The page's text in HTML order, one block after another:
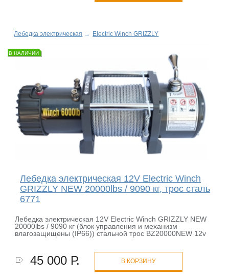
Лебедка электрическая → Electric Winch GRIZZLY
В НАЛИЧИИ
Лебедка электрическая 12V Electric Winch
GRIZZLY NEW 20000lbs / 9090 кг, трос сталь
6771
Лебедка электрическая 12V Electric Winch GRIZZLY NEW
20000lbs / 9090 кг (блок управления и механизм
влагозащищены (IP66)) стальной трос BZ20000NEW 12v
45 000 Р. В КОРЗИНУ